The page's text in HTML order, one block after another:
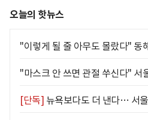
오늘의 핫뉴스
"이렇게 될 줄 아무도 몰랐다" 동
"마스크 안 쓰면 관절 쑤신다" 서
[단독] 뉴욕보다도 더 낸다… 서